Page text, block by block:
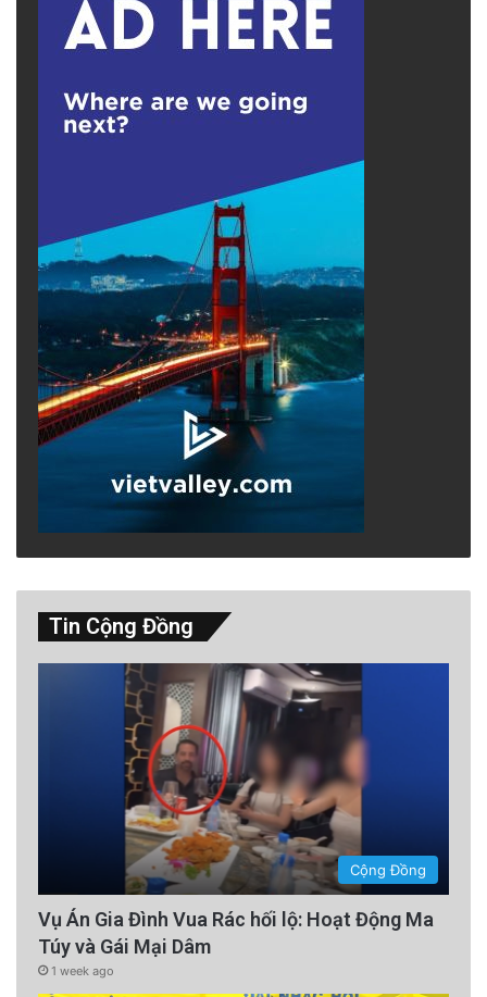
Tin Cộng Đồng
Cộng Đồng
Vụ Án Gia Đình Vua Rác hối lộ: Hoạt Động Ma
Túy và Gái Mại Dâm
1 week ago